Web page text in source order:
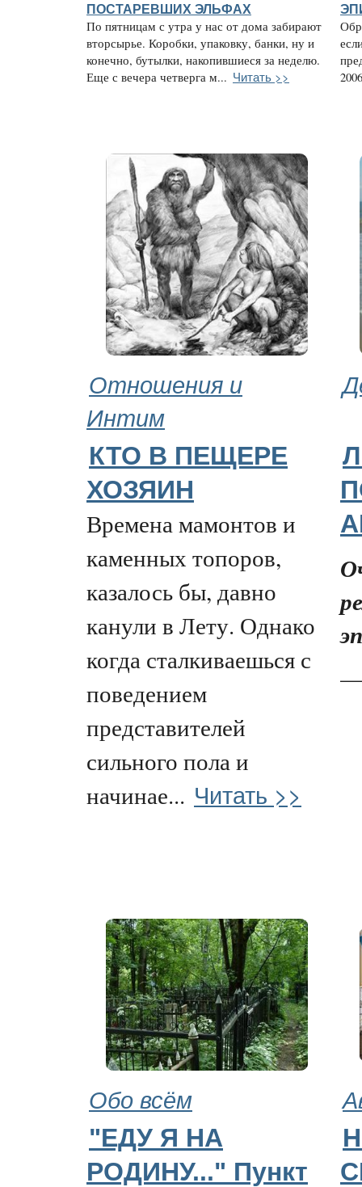
ПОСТАРЕВШИХ ЭЛЬФАХ
По пятницам с утра у нас от дома забирают
вторсырье. Коробки, упаковку, банки, ну и
конечно, бутылки, накопившиеся за неделю.
Еще с вечера четверга м... Читать >>
Отношения и
Интим
КТО В ПЕЩЕРЕ
ХОЗЯИН
Времена мамонтов и
каменных топоров,
казалось бы, давно
канули в Лету. Однако
когда сталкиваешься с
поведением
представителей
сильного пола и
начинае... Читать >>
Обо всём
"ЕДУ Я НА
РОДИНУ..." Пункт